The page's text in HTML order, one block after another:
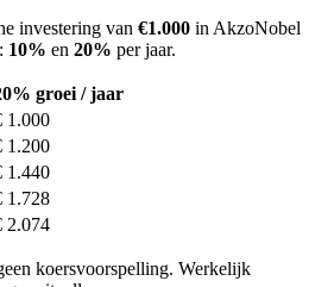
investering van €1.000 in AkzoNobel
10% en 20% per jaar.
groei / jaar
1.000
1.200
1.440
1.728
2.074
koersvoorspelling. Werkelijk